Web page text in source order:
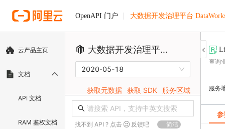
OpenAPI 门户 大数据开发治理平台
云产品主页
文档
API 文档
RAM 鉴权文档
大数据开发治理平台 DataWorks
2020-05-18
获取元数据 获取 SDK 服务区域
找不到 API ? 点击 反馈吧 简洁
查询
服务